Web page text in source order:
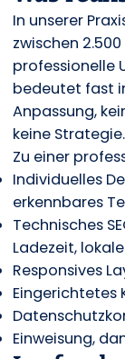
In unserer
zwischen
professionelle
bedeutet fast
Anpassung,
keine Strategie.
Zu einer
Individuelles
erkennbares
Technisches
Ladezeit,
Responsives
Einweisung,